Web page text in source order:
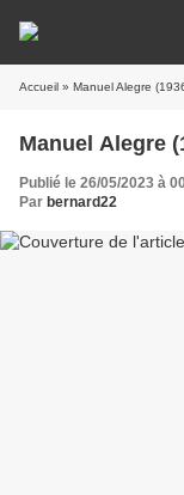
Accueil » Manuel Alegre
Manuel Alegre
Publié le 26/05/2023 à
Par bernard22